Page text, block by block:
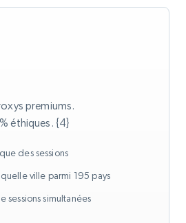
premiums.
éthiques. {4}
des sessions
ville parmi 195 pays
sessions simultanées